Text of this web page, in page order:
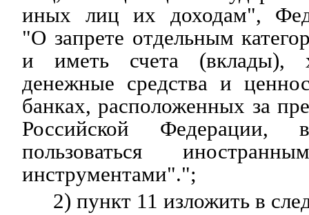
иных лиц их доходам",
"О запрете отдельным
и иметь счета (вклады),
денежные средства и
банках, расположенных за
Российской
пользоваться
инструментами".";
2) пункт 11 изложить в